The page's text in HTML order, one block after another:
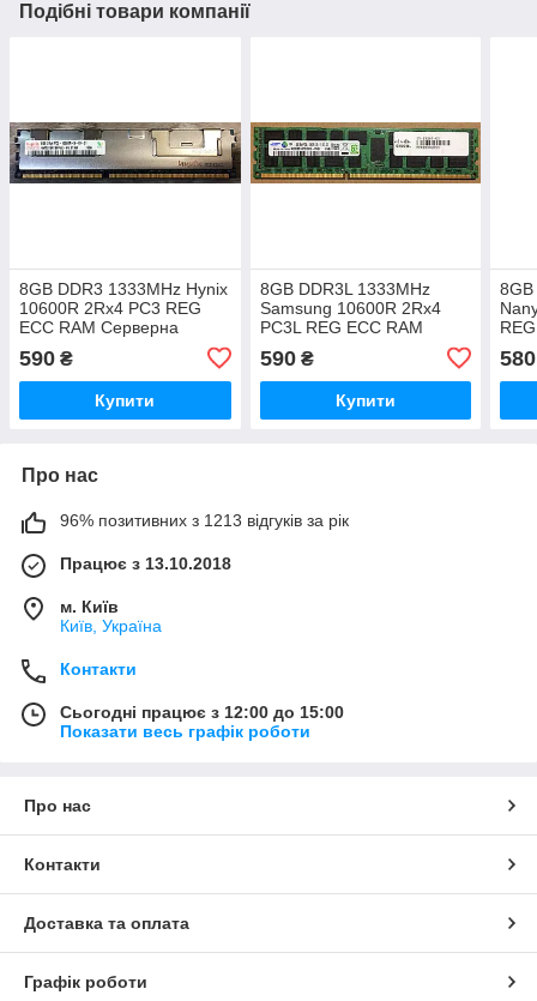
Подібні товари компанії
8GB DDR3 1333MHz Hynix
10600R 2Rx4 PC3 REG
ECC RAM Серверна
590 ₴
Купити
8GB DDR3L 1333MHz
Samsung 10600R 2Rx4
PC3L REG ECC RAM
пам'ять
590₴
Купити
580
Про нас
96% позитивних з 1213 відгуків за рік
Працює з 13.10.2018
м. Київ
Київ, Україна
Контакти
Сьогодні працює з 12:00 до 15:00
Показати весь графік роботи
Про нас
Контакти
Доставка та оплата
Графік роботи